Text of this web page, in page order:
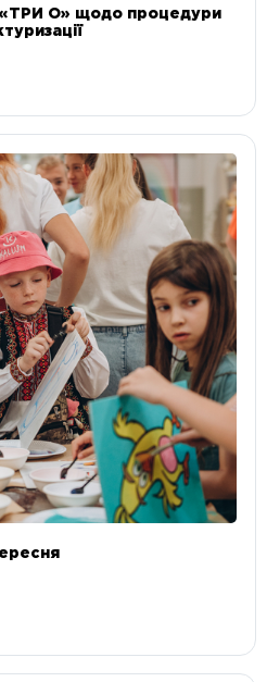
«ТРИ О» щодо процедури